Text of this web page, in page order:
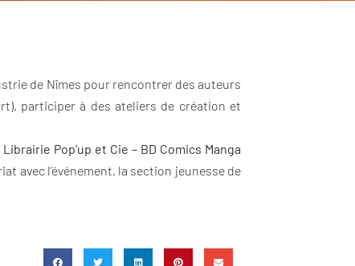
de Nîmes pour rencontrer des auteurs
participer à des ateliers de création et
Librairie Pop’up et Cie – BD Comics Manga
avec l’événement, la section jeunesse de